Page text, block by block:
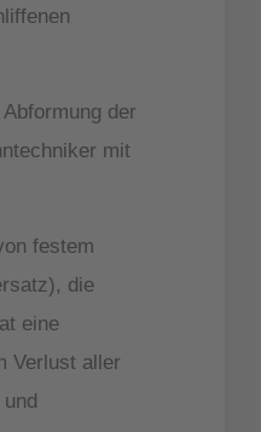
der
mit
festem
die
eine
Verlust aller